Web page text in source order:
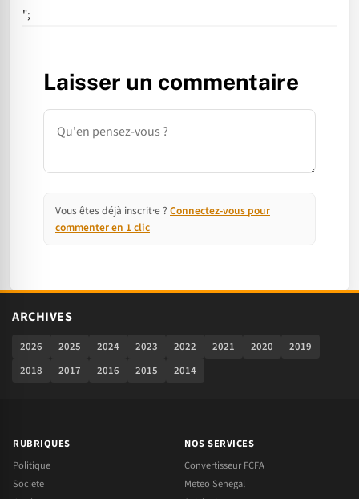
";
Laisser un commentaire
Commentaire
Vous êtes déjà inscrit·e ? Connectez-vous pour
commenter en 1 clic
ARCHIVES
2026 2025 2024 2023 2022 2021 2020
2019
2018
2017 2016 2015 2014
RUBRIQUES
Politique
Societe
NOS SERVICES
Convertisseur FCFA
Meteo Senegal